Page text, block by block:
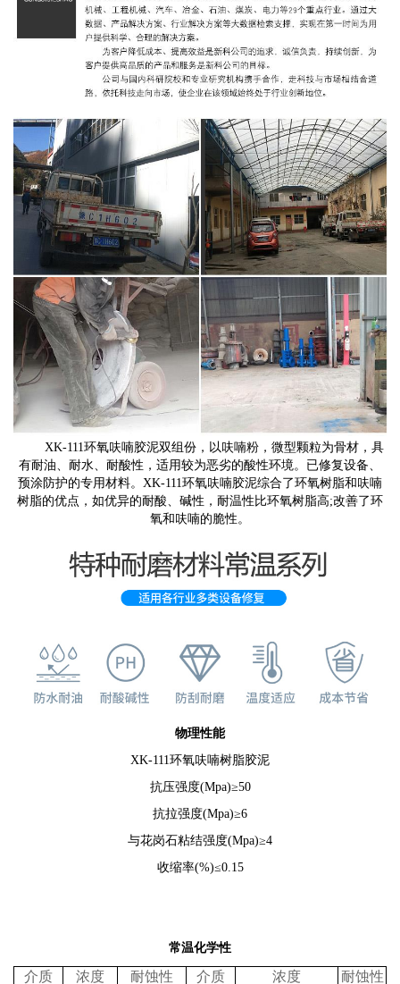
XK-111 环氧呋喃胶泥双组份，以呋喃粉，微型颗粒为骨材，具
有耐油、耐水、耐酸性，适用较为恶劣的酸性环境。已修复设备、
预涂防护的专用材料。 XK-111 环氧呋喃胶泥综合了环氧树脂和呋喃
树脂的优点，如优异的耐酸、碱性，耐温性比环氧树脂高;改善了环
氧和呋喃的脆性。
物理性能
XK-111环氧呋喃树脂胶泥
抗压强度(Mpa)≥50
抗拉强度(Mpa)≥6
与花岗石粘结强度(Mpa)≥4
收缩率(%)≤0.15
常温化学性
介质 浓度 耐蚀性 介质 浓度 耐蚀性